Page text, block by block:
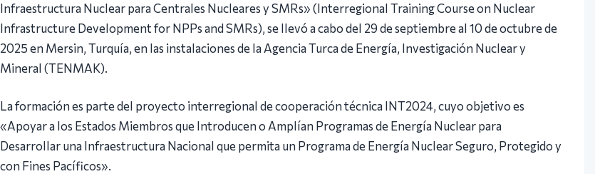
Infraestructura Nuclear para Centrales Nucleares y SMRs» (Interregional Training Course on Nuclear
Infrastructure Development for NPPs and SMRs), se llevó a cabo del 29 de septiembre al 10 de octubre de
2025 en Mersin, Turquía, en las instalaciones de la Agencia Turca de Energía, Investigación Nuclear y
Mineral (TENMAK).
La formación es parte del proyecto interregional de cooperación técnica INT2024, cuyo objetivo es
«Apoyar a los Estados Miembros que Introducen o Amplían Programas de Energía Nuclear para
Desarrollar una Infraestructura Nacional que permita un Programa de Energía Nuclear Seguro, Protegido y
con Fines Pacíficos».